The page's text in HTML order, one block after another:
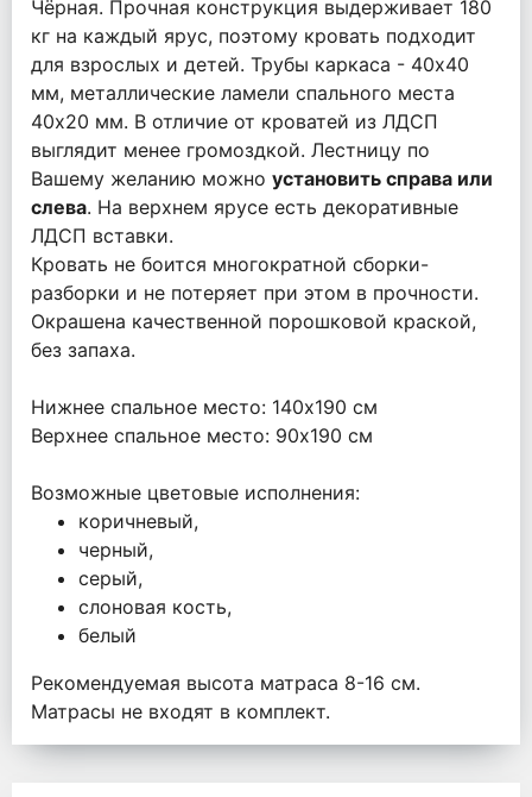
Чёрная. Прочная конструкция выдерживает 180
кг на каждый ярус, поэтому кровать подходит
для взрослых и детей. Трубы каркаса - 40х40
мм, металлические ламели спального места
40х20 мм. В отличие от кроватей из ЛДСП
выглядит менее громоздкой. Лестницу по
Вашему желанию можно установить справа или
слева. На верхнем ярусе есть декоративные
ЛДСП вставки.
Кровать не боится многократной сборки-
разборки и не потеряет при этом в прочности.
Окрашена качественной порошковой краской,
без запаха.
Нижнее спальное место: 140х190 см
Верхнее спальное место: 90x190 см
Возможные цветовые исполнения:
коричневый,
черный,
серый,
слоновая кость,
белый
Рекомендуемая высота матраса 8-16 см.
Матрасы не входят в комплект.